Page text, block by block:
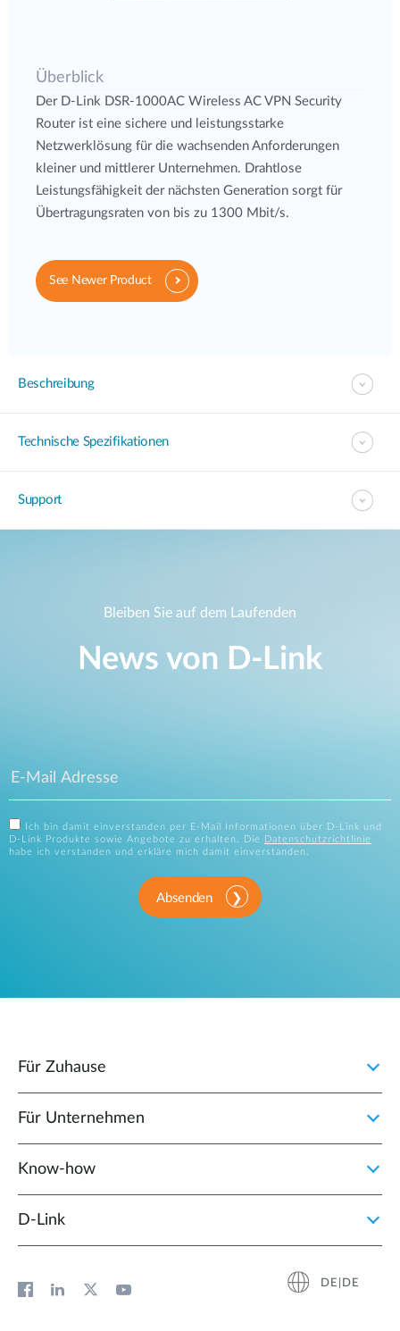
Überblick
Der D-Link DSR-1000AC Wireless AC VPN Security
Router ist eine sichere und leistungsstarke
Netzwerklösung für die wachsenden Anforderungen
kleiner und mittlerer Unternehmen. Drahtlose
Leistungsfähigkeit der nächsten Generation sorgt für
Übertragungsraten von bis zu 1300 Mbit/s.
See Newer Product
Beschreibung
Technische Spezifikationen
Support
Bleiben Sie auf dem Laufenden
News von D‑Link
Ich bin damit einverstanden per E-Mail Informationen über D-Link und
D-Link Produkte sowie Angebote zu erhalten. Die
Datenschutzrichtlinie
habe ich verstanden und erkläre mich damit einverstanden.
Absenden
Für Zuhause
Für Unternehmen
Know-how
D‑Link
DE|DE